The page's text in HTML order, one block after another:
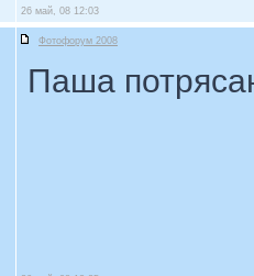
26 май, 08 12:03
Фотофорум 2008
Паша